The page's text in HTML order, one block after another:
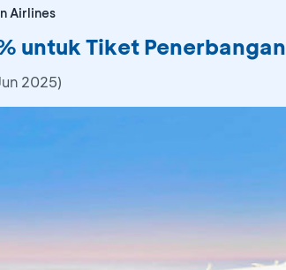
Airlines
untuk Tiket Penerbangan
2025)